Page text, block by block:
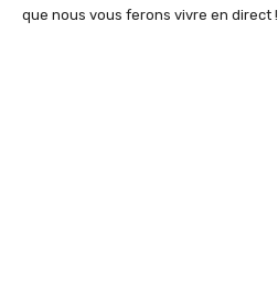
que nous vous ferons vivre en direct !